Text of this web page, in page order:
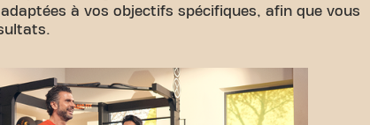
à vos objectifs spécifiques, afin que vous